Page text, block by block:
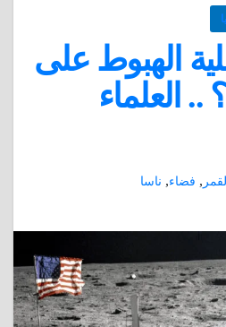
الهبوط على
.. العلماء
, فضاء, ناسا